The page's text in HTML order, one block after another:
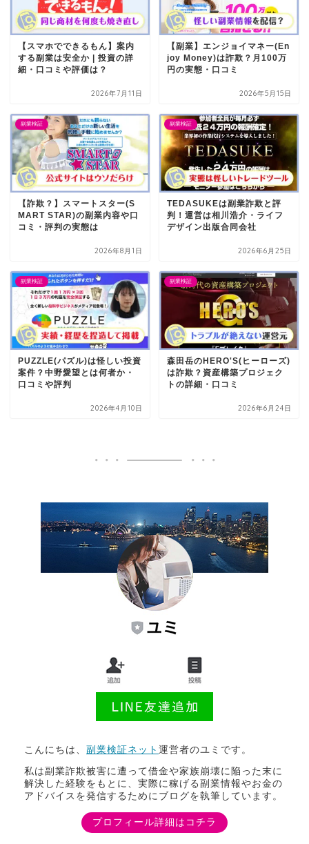
【スマホでできるもん】案内
する副業は安全か | 投資の詳
細・口コミや評価は？
2026年7月11日
【副業】エンジョイマネー(En
joy Money)は詐欺？月100万
円の実態・口コミ
2026年5月15日
副業検証
【詐欺？】スマートスター(S
MART STAR)の副業内容や口
コミ・評判の実態は
2026年8月1日
副業検証
TEDASUKEは副業詐欺と評
判！運営は相川浩介・ライフ
デザイン出版合同会社
2026年6月25日
副業検証
PUZZLE(パズル)は怪しい投資
案件？中野愛望とは何者か・
口コミや評判
2026年4月10日
副業検証
森田岳のHERO'S(ヒーローズ)
は詐欺？資産構築プロジェク
トの詳細・口コミ
2026年6月24日
こんにちは、 副業検証ネット 運営者のユミです。
私は副業詐欺被害に遭って借金や家族崩壊に陥った末に
解決した経験をもとに、実際に稼げる副業情報やお金の
アドバイスを発信するためにブログを執筆しています。
プロフィール詳細はコチラ